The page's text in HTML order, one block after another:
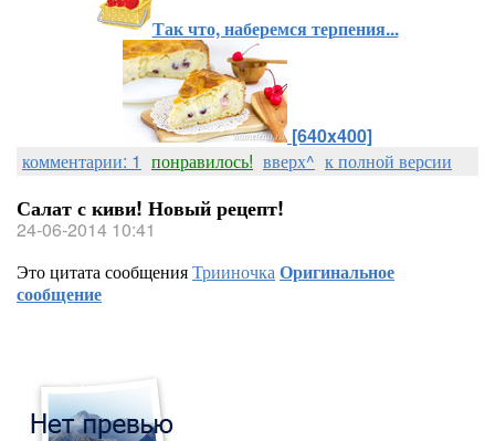
Так что, наберемся терпения...
[640x400]
комментарии: 1 понравилось! вверх^ к полной версии
Салат с киви! Новый рецепт!
24-06-2014 10:41
Это цитата сообщенияТрииночкаОригинальное
сообщение